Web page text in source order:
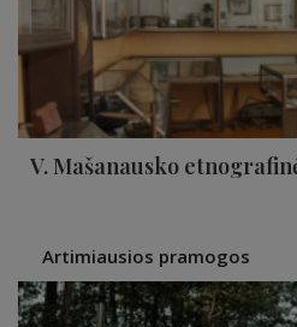
V. Mašanausko
Artimiausios pramogos